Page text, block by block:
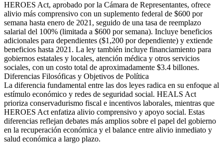
HEROES Act, aprobado por la Cámara de Representantes, ofrece
alivio más comprensivo con un suplemento federal de $600 por
semana hasta enero de 2021, seguido de una tasa de reemplazo
salarial del 100% (limitada a $600 por semana). Incluye beneficios
adicionales para dependientes ($1,200 por dependiente) y extiende
beneficios hasta 2021. La ley también incluye financiamiento para
gobiernos estatales y locales, atención médica y otros servicios
sociales, con un costo total de aproximadamente $3.4 billones.
Diferencias Filosóficas y Objetivos de Política
La diferencia fundamental entre las dos leyes radica en su enfoque al
estímulo económico y redes de seguridad social. HEALS Act
prioriza conservadurismo fiscal e incentivos laborales, mientras que
HEROES Act enfatiza alivio comprensivo y apoyo social. Estas
diferencias reflejan debates más amplios sobre el papel del gobierno
en la recuperación económica y el balance entre alivio inmediato y
salud económica a largo plazo.